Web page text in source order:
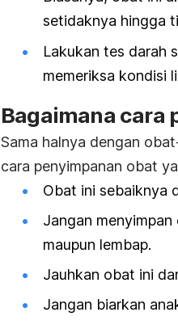
setidaknya hingga
Lakukan tes darah
memeriksa kondisi
Bagaimana cara
Sama halnya dengan
cara penyimpanan obat
Obat ini sebaiknya
Jangan
maupun lembap.
Jauhkan obat ini
Jangan biarkan